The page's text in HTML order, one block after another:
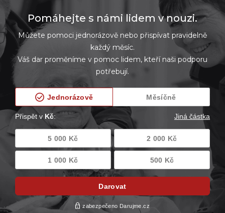
Pomáhejte s námi lidem v nouzi.
Můžete pomoci jednorázově nebo přispívat pravidelně
každý měsíc.
Váš dar proměníme v pomoc lidem, kteří naši podporu
potřebují.